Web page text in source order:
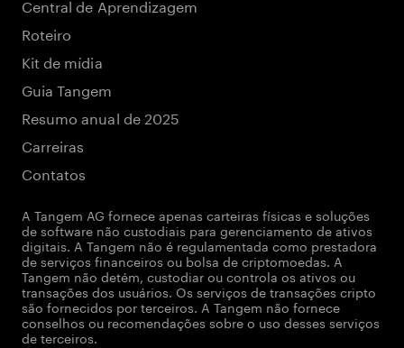
Central de Aprendizagem
Roteiro
Kit de mídia
Guia Tangem
Resumo anual de 2025
Carreiras
Contatos
A Tangem AG fornece apenas carteiras físicas e soluções
de software não custodiais para gerenciamento de ativos
digitais. A Tangem não é regulamentada como prestadora
de serviços financeiros ou bolsa de criptomoedas. A
Tangem não detém, custodiar ou controla os ativos ou
transações dos usuários. Os serviços de transações cripto
são fornecidos por terceiros. A Tangem não fornece
conselhos ou recomendações sobre o uso desses serviços
de terceiros.